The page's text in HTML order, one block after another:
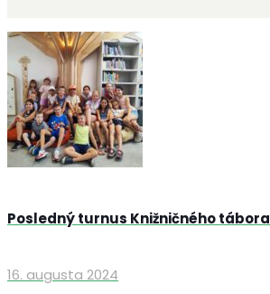
Posledný turnus Knižničného tábora
16. augusta 2024